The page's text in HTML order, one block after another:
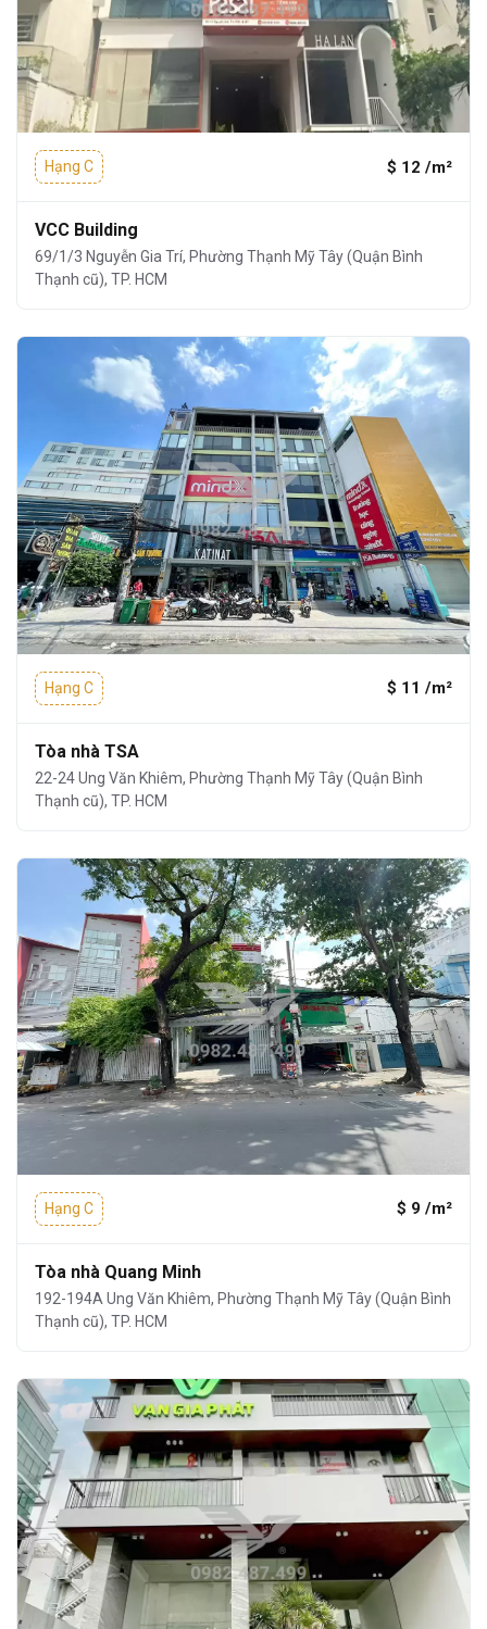
Hạng C $ 12 /m²
VCC Building
69/1/3 Nguyễn Gia Trí, Phường Thạnh Mỹ Tây (Quận Bình
Thạnh cũ), TP. HCM
Hạng C $ 11 /m²
Tòa nhà TSA
22-24 Ung Văn Khiêm, Phường Thạnh Mỹ Tây (Quận Bình
Thạnh cũ), TP. HCM
Hạng C $ 9 /m²
Tòa nhà Quang Minh
192-194A Ung Văn Khiêm, Phường Thạnh Mỹ Tây (Quận Bình
Thạnh cũ), TP. HCM